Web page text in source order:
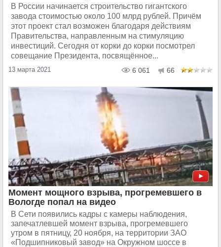
В России начинается строительство гигантского
завода стоимостью около 100 млрд рублей. Причём
этот проект стал возможен благодаря действиям
Правительства, направленным на стимуляцию
инвестиций. Сегодня от корки до корки посмотрел
совещание Президента, посвящённое...
13 марта 2021 6 061 66
Момент мощного взрыва, прогремевшего в
Вологде попал на видео
В Сети появились кадры с камеры наблюдения,
запечатлевшей момент взрыва, прогремевшего
утром в пятницу, 20 ноября, на территории ЗАО
«Подшипниковый завод» на Окружном шоссе в